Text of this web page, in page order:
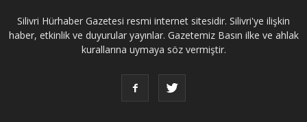
Silivri Hürhaber Gazetesi resmi internet sitesidir. Silivri'ye ilişkin
haber, etkinlik ve duyurular yayınlar. Gazetemiz Basın ilke ve ahlak
kurallarına uymaya söz vermiştir.